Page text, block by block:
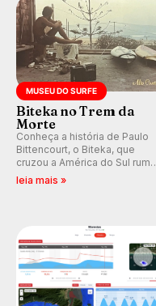
MUSEU DO SURFE
Biteka no Trem da
Morte
Conheça a história de Paulo
Bittencourt, o Biteka, que
cruzou a América do Sul rumo
ao Pacífico em uma jornada
leia mais »